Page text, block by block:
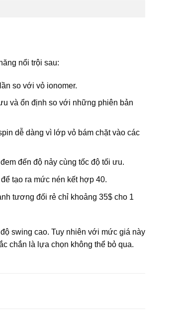
nổi trội sau:
so với vỏ ionomer.
và ổn định so với những phiên bản
dễ dàng vì lớp vỏ bám chặt vào các
đến độ nảy cùng tốc độ tối ưu.
tạo ra mức nén kết hợp 40.
tương đối rẻ chỉ khoảng 35$ cho 1
swing cao. Tuy nhiên với mức giá này
chắn là lựa chọn không thể bỏ qua.